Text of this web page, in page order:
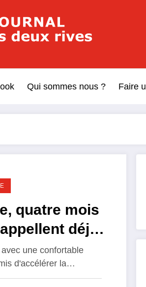
des Deux Rives
Qui sommes nous ? Faire
quatre mois
déjà
une confortable
d'accélérer la…